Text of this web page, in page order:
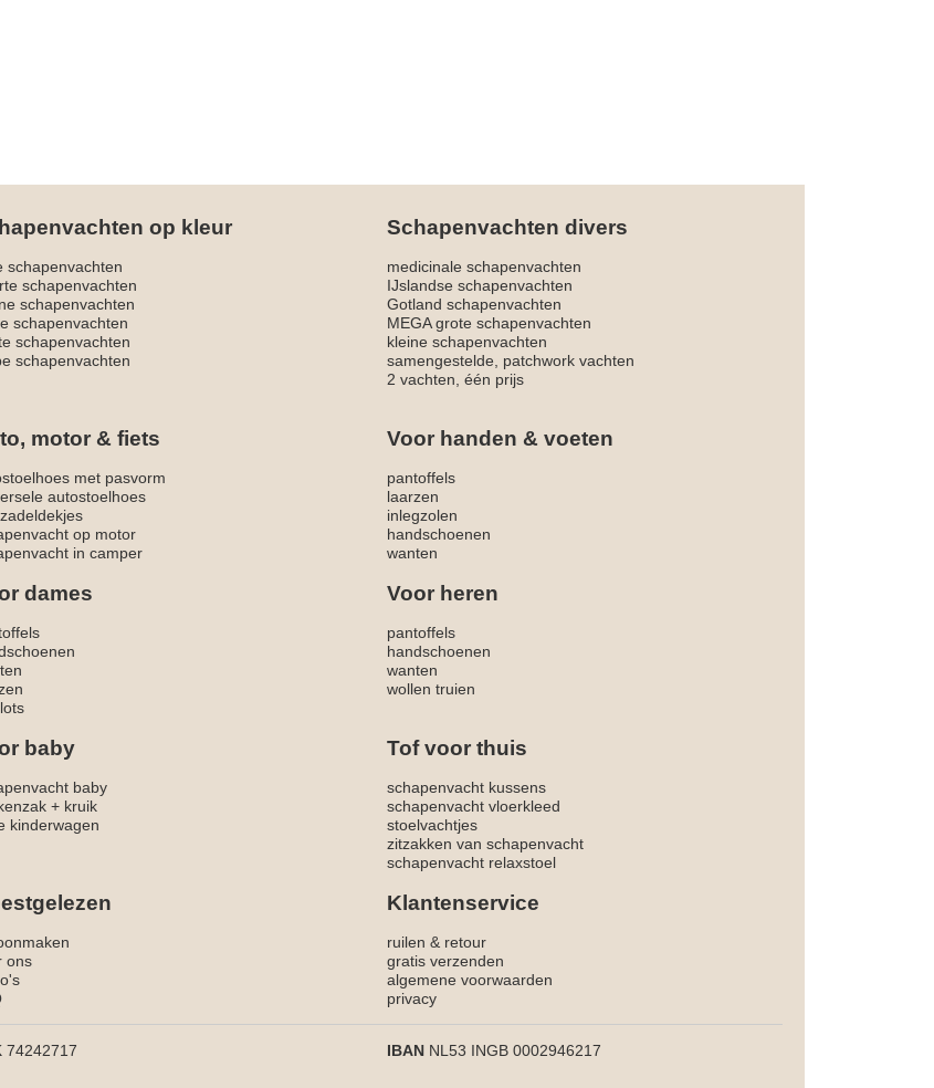
op kleur Schapenvachten divers
schapenvachten
medicinale schapenvachten
schapenvachten
IJslandse schapenvachten
schapenvachten
Gotland schapenvachten
schapenvachten
MEGA grote schapenvachten
schapenvachten
kleine schapenvachten
schapenvachten
samengestelde, patchwork vachten
2 vachten, één prijs
motor & fiets Voor handen & voeten
met pasvorm
pantoffels
autostoelhoes
laarzen
inlegzolen
op motor
handschoenen
in camper wanten
dames Voor heren
pantoffels
handschoenen
wanten
wollen truien
baby Tof voor thuis
baby
schapenvacht kussens
+ kruik
schapenvacht vloerkleed
kinderwagen
stoelvachtjes
zitzakken van schapenvacht
schapenvacht relaxstoel
Klantenservice
ruilen & retour
ons
gratis verzenden
algemene voorwaarden
privacy
74242717 IBAN NL53 INGB 0002946217